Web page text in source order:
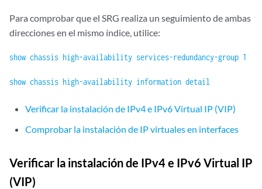
Para comprobar que el SRG realiza un seguimiento de ambas
direcciones en el mismo índice, utilice:
show chassis high-availability services-redundancy-group 1
show chassis high-availability information detail
Verificar la instalación de IPv4 e IPv6 Virtual IP (VIP)
Comprobar la instalación de IP virtuales en interfaces
Verificar la instalación de IPv4 e IPv6 Virtual IP
(VIP)